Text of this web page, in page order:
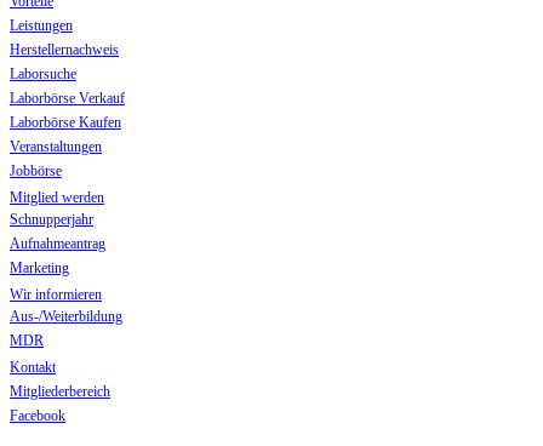
Leistungen
Herstellernachweis
Laborsuche
Laborbörse Verkauf
Laborbörse Kaufen
Veranstaltungen
Jobbörse
Mitglied werden
Schnupperjahr
Aufnahmeantrag
Marketing
Wir informieren
Aus-/Weiterbildung
MDR
Kontakt
Mitgliederbereich
Facebook